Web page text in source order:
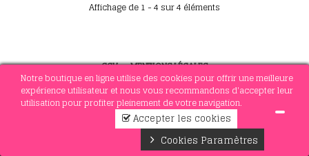
Notre boutique en ligne utilise des cookies pour offrir une meilleure
expérience utilisateur et nous vous recommandons d'accepter leur
utilisation pour profiter pleinement de votre navigation.
Accepter les cookies
Cookies Paramètres
Affichage de 1 - 4 sur 4 éléments
CGV-MENTIONS LÉGALES
© 2021 MERCERIE SOTTEJEAU
0